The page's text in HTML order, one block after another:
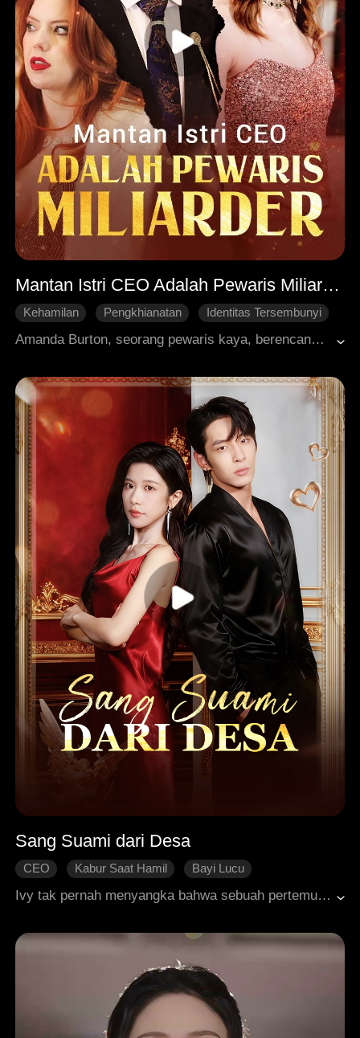
Mantan Istri CEO Adalah Pewaris Miliarder
Kehamilan Pengkhianatan
Identitas Tersembunyi
Amanda Burton, seorang pewaris kaya, berencana untuk mengungkapkan kehamilan dan identitas aslinya melalui proyek bernilai triliunan rupiah. Namun selama pemeriksaan, dia menemukan suaminya, Michael Walsh, dengan wanita lain, Caitlyn Russell—yang sedang mengandung anaknya. Merasa hancur, Amanda kembali ke rumah, hanya untuk menghadapi lebih banyak permusuhan dari ibu mertuanya, membuatnya mengajukan gugatan cerai. Tragedi melanda ketika dorongan ibu mertuanya menyebabkan Amanda keguguran, dan ketegangan antara keluarga meningkat. Patah hati, Amanda memutuskan untuk memulai lembaran baru, fokus pada kariernya dan menjadi bos wanita sejati. Sementara itu, Michael terlambat menyadari betapa dia mencintai Amanda. Bisakah mereka membangun kembali kepercayaan mereka yang rusak, atau sudah terlambat?
Sang Suami dari Desa
CEO Kabur Saat Hamil
Bayi Lucu
Identitas Tersembunyi
Ivy tak pernah menyangka bahwa sebuah pertemuan tak terduga akan membuatnya hamil. Dengan tekad bulat, dia bersumpah menemukan pria itu. Lima tahun kemudian, Ivy yang kini terkenal justru sibuk mencari suami di kota. Sementara, putrinya Lexi menemukan ayah kandungnya, Jake, di sebuah desa terpencil. Meski tahu pria masa lalunya hanyalah petani, Ivy memutuskan menikah dan menjadi tulang punggung keluarga. Namun setelah pernikahan, barulah kebenaran mengejutkan terungkap: pria sederhana itu ternyata menyimpan status dan kekuasaan yang luar biasa.